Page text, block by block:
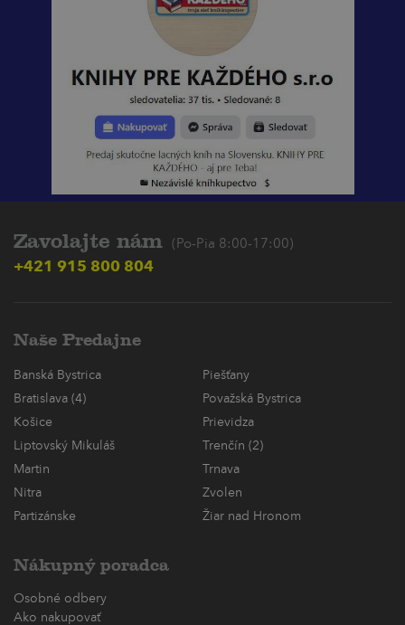
Zavolajte nám (Po-Pia 8:00-17:00)
+421 915 800 804
Naše Predajne
Banská Bystrica
Piešťany
Bratislava (4)
Považská Bystrica
Košice
Prievidza
Liptovský Mikuláš
Trenčín (2)
Martin
Trnava
Nitra
Zvolen
Partizánske
Žiar nad Hronom
Nákupný poradca
Osobné odbery
Ako nakupovať